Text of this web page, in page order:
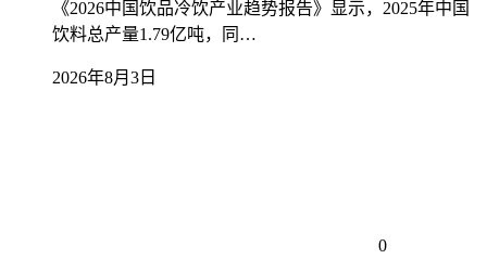
《2026中国饮品冷饮产业趋势报告》显示，2025年中国
饮料总产量1.79亿吨，同…
2026年8月3日
0